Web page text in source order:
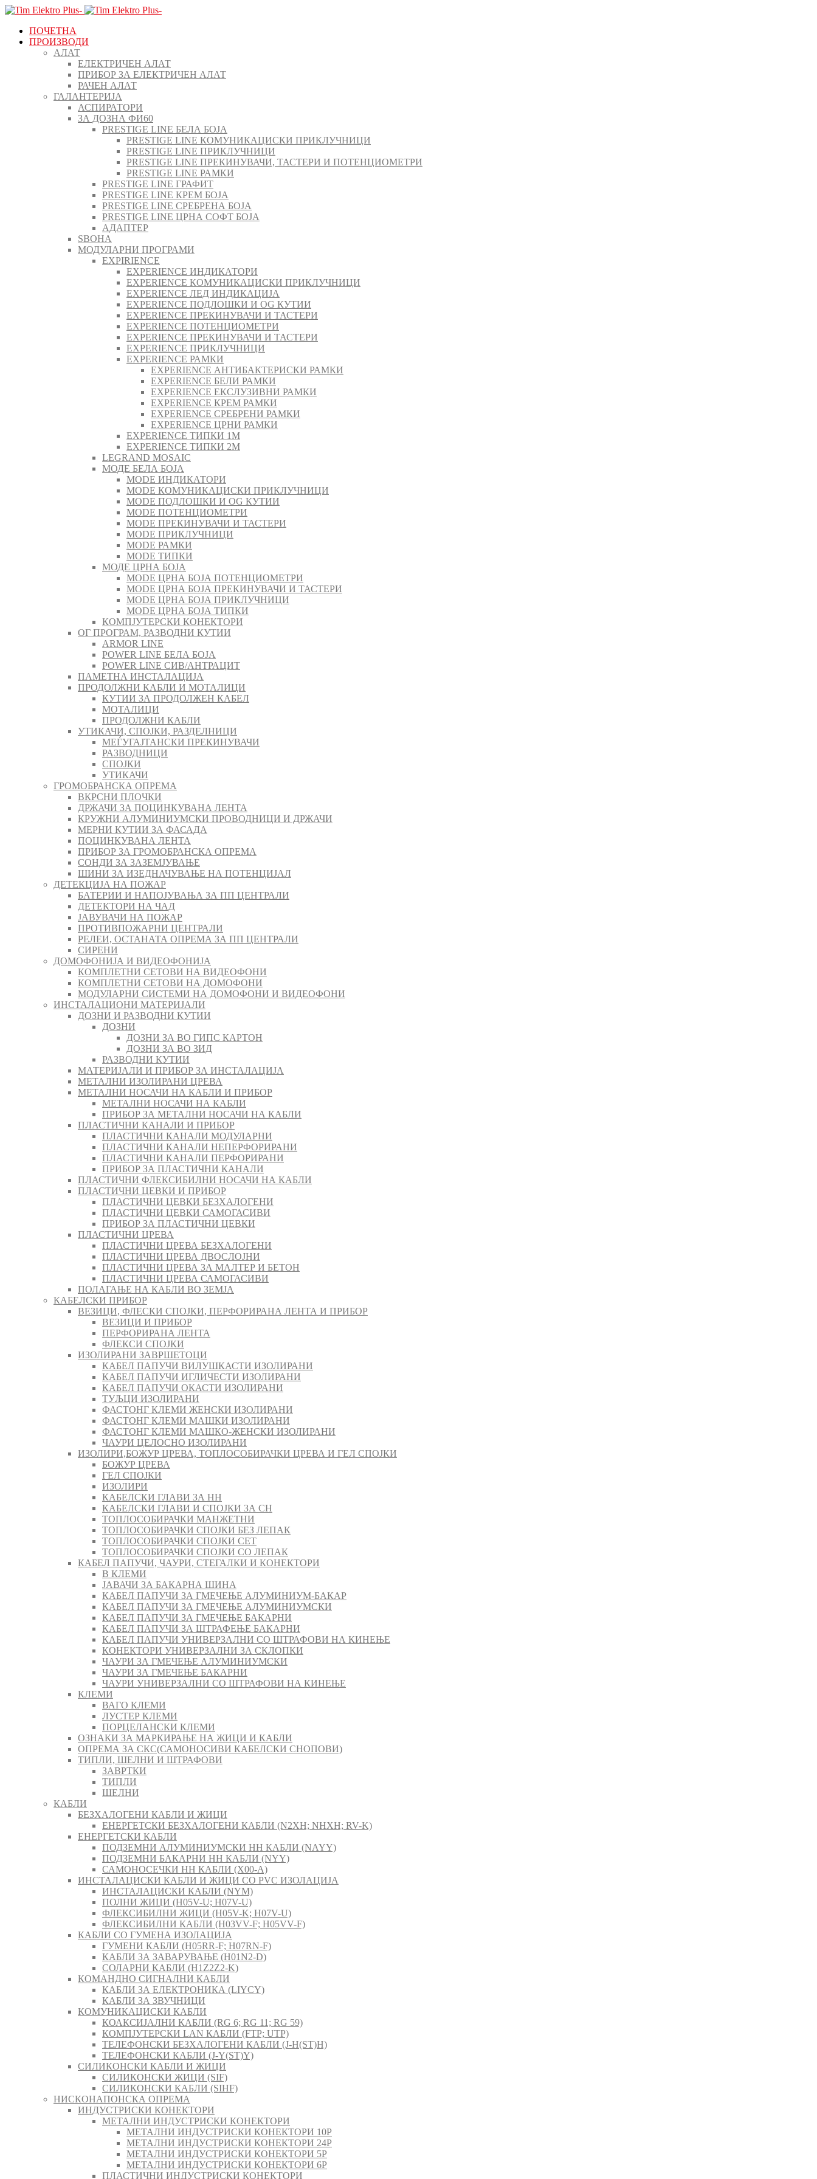
ПОЧЕТНА
ПРОИЗВОДИ
АЛАТ
ЕЛЕКТРИЧЕН АЛАТ
ПРИБОР ЗА ЕЛЕКТРИЧЕН АЛАТ
РАЧЕН АЛАТ
ГАЛАНТЕРИЈА
АСПИРАТОРИ
ЗА ДОЗНА ФИ60
PRESTIGE LINE БЕЛА БОЈА
PRESTIGE LINE КОМУНИКАЦИСКИ ПРИКЛУЧНИЦИ
PRESTIGE LINE ПРИКЛУЧНИЦИ
PRESTIGE LINE ПРЕКИНУВАЧИ, ТАСТЕРИ И ПОТЕНЦИОМЕТРИ
PRESTIGE LINE РАМКИ
PRESTIGE LINE ГРАФИТ
PRESTIGE LINE КРЕМ БОЈА
PRESTIGE LINE СРЕБРЕНА БОЈА
PRESTIGE LINE ЦРНА СОФТ БОЈА
АДАПТЕР
ЅВОНА
МОДУЛАРНИ ПРОГРАМИ
EXPIRIENCE
EXPERIENCE ИНДИКАТОРИ
EXPERIENCE КОМУНИКАЦИСКИ ПРИКЛУЧНИЦИ
EXPERIENCE ЛЕД ИНДИКАЦИЈА
EXPERIENCE ПОДЛОШКИ И OG КУТИИ
EXPERIENCE ПРЕКИНУВАЧИ И ТАСТЕРИ
EXPERIENCE ПОТЕНЦИОМЕТРИ
EXPERIENCE ПРЕКИНУВАЧИ И ТАСТЕРИ
EXPERIENCE ПРИКЛУЧНИЦИ
EXPERIENCE РАМКИ
EXPERIENCE АНТИБАКТЕРИСКИ РАМКИ
EXPERIENCE БЕЛИ РАМКИ
EXPERIENCE ЕКСЛУЗИВНИ РАМКИ
EXPERIENCE КРЕМ РАМКИ
EXPERIENCE СРЕБРЕНИ РАМКИ
EXPERIENCE ЦРНИ РАМКИ
EXPERIENCE ТИПКИ 1M
EXPERIENCE ТИПКИ 2М
LEGRAND MOSAIC
МОДЕ БЕЛА БОЈА
MODE ИНДИКАТОРИ
MODE КОМУНИКАЦИСКИ ПРИКЛУЧНИЦИ
MODE ПОДЛОШКИ И OG КУТИИ
MODE ПОТЕНЦИОМЕТРИ
MODE ПРEКИНУВАЧИ И ТАСТЕРИ
MODE ПРИКЛУЧНИЦИ
MODE РАМКИ
MODE ТИПКИ
МОДЕ ЦРНА БОЈА
MODE ЦРНА БОЈА ПОТЕНЦИОМЕТРИ
MODE ЦРНА БОЈА ПРЕКИНУВАЧИ И ТАСТЕРИ
MODE ЦРНА БОЈА ПРИКЛУЧНИЦИ
MODE ЦРНА БОЈА ТИПКИ
КОМПЈУТЕРСКИ КОНЕКТОРИ
ОГ ПРОГРАМ, РАЗВОДНИ КУТИИ
ARMOR LINE
POWER LINE БЕЛА БОЈА
POWER LINE СИВ/АНТРАЦИТ
ПАМЕТНА ИНСТАЛАЦИЈА
ПРОДОЛЖНИ КАБЛИ И МОТАЛИЦИ
КУТИИ ЗА ПРОДОЛЖЕН КАБЕЛ
МОТАЛИЦИ
ПРОДОЛЖНИ КАБЛИ
УТИКАЧИ, СПОЈКИ, РАЗДЕЛНИЦИ
МЕЃУГАЈТАНСКИ ПРЕКИНУВАЧИ
РАЗВОДНИЦИ
СПОЈКИ
УТИКАЧИ
ГРОМОБРАНСКА ОПРЕМА
ВКРСНИ ПЛОЧКИ
ДРЖАЧИ ЗА ПОЦИНКУВАНА ЛЕНТА
КРУЖНИ АЛУМИНИУМСКИ ПРОВОДНИЦИ И ДРЖАЧИ
МЕРНИ КУТИИ ЗА ФАСАДА
ПОЦИНКУВАНА ЛЕНТА
ПРИБОР ЗА ГРОМОБРАНСКА ОПРЕМА
СОНДИ ЗА ЗАЗЕМЈУВАЊЕ
ШИНИ ЗА ИЗЕДНАЧУВАЊЕ НА ПОТЕНЦИЈАЛ
ДЕТЕКЦИЈА НА ПОЖАР
БАТЕРИИ И НАПОЈУВАЊА ЗА ПП ЦЕНТРАЛИ
ДЕТЕКТОРИ НА ЧАД
ЈАВУВАЧИ НА ПОЖАР
ПРОТИВПОЖАРНИ ЦЕНТРАЛИ
РЕЛЕИ, ОСТАНАТА ОПРЕМА ЗА ПП ЦЕНТРАЛИ
СИРЕНИ
ДОМОФОНИЈА И ВИДЕОФОНИЈА
КОМПЛЕТНИ СЕТОВИ НА ВИДЕОФОНИ
КОМПЛЕТНИ СЕТОВИ НА ДОМОФОНИ
МОДУЛАРНИ СИСТЕМИ НА ДОМОФОНИ И ВИДЕОФОНИ
ИНСТАЛАЦИОНИ МАТЕРИЈАЛИ
ДОЗНИ И РАЗВОДНИ КУТИИ
ДОЗНИ
ДОЗНИ ЗА ВО ГИПС КАРТОН
ДОЗНИ ЗА ВО ЗИД
РАЗВОДНИ КУТИИ
МАТЕРИЈАЛИ И ПРИБОР ЗА ИНСТАЛАЦИЈА
МЕТАЛНИ ИЗОЛИРАНИ ЦРЕВА
МЕТАЛНИ НОСАЧИ НА КАБЛИ И ПРИБОР
МЕТАЛНИ НОСАЧИ НА КАБЛИ
ПРИБОР ЗА МЕТАЛНИ НОСАЧИ НА КАБЛИ
ПЛАСТИЧНИ КАНАЛИ И ПРИБОР
ПЛАСТИЧНИ КАНАЛИ МОДУЛАРНИ
ПЛАСТИЧНИ КАНАЛИ НЕПЕРФОРИРАНИ
ПЛАСТИЧНИ КАНАЛИ ПЕРФОРИРАНИ
ПРИБОР ЗА ПЛАСТИЧНИ КАНАЛИ
ПЛАСТИЧНИ ФЛЕКСИБИЛНИ НОСАЧИ НА КАБЛИ
ПЛАСТИЧНИ ЦЕВКИ И ПРИБОР
ПЛАСТИЧНИ ЦЕВКИ БЕЗХАЛОГЕНИ
ПЛАСТИЧНИ ЦЕВКИ САМОГАСИВИ
ПРИБОР ЗА ПЛАСТИЧНИ ЦЕВКИ
ПЛАСТИЧНИ ЦРЕВА
ПЛАСТИЧНИ ЦРЕВА БЕЗХАЛОГЕНИ
ПЛАСТИЧНИ ЦРЕВА ДВОСЛОЈНИ
ПЛАСТИЧНИ ЦРЕВА ЗА МАЛТЕР И БЕТОН
ПЛАСТИЧНИ ЦРЕВА САМОГАСИВИ
ПОЛАГАЊЕ НА КАБЛИ ВО ЗЕМЈА
КАБЕЛСКИ ПРИБОР
ВЕЗИЦИ, ФЛЕСКИ СПОЈКИ, ПЕРФОРИРАНА ЛЕНТА И ПРИБОР
ВЕЗИЦИ И ПРИБОР
ПЕРФОРИРАНА ЛЕНТА
ФЛЕКСИ СПОЈКИ
ИЗОЛИРАНИ ЗАВРШЕТОЦИ
КАБЕЛ ПАПУЧИ ВИЛУШКАСТИ ИЗОЛИРАНИ
КАБЕЛ ПАПУЧИ ИГЛИЧЕСТИ ИЗОЛИРАНИ
КАБЕЛ ПАПУЧИ ОКАСТИ ИЗОЛИРАНИ
ТУЉЦИ ИЗОЛИРАНИ
ФАСТОНГ КЛЕМИ ЖЕНСКИ ИЗОЛИРАНИ
ФАСТОНГ КЛЕМИ МАШКИ ИЗОЛИРАНИ
ФАСТОНГ КЛЕМИ МАШКO-ЖЕНСКИ ИЗОЛИРАНИ
ЧАУРИ ЦЕЛОСНО ИЗОЛИРАНИ
ИЗОЛИРИ,БОЖУР ЦРЕВА, ТОПЛОСОБИРАЧКИ ЦРЕВА И ГЕЛ СПОЈКИ
БОЖУР ЦРЕВА
ГЕЛ СПОЈКИ
ИЗОЛИРИ
КАБЕЛСКИ ГЛАВИ ЗА НН
КАБЕЛСКИ ГЛАВИ И СПОЈКИ ЗА СН
ТОПЛОСОБИРАЧКИ МАНЖЕТНИ
ТОПЛОСОБИРАЧКИ СПОЈКИ БЕЗ ЛЕПАК
ТОПЛОСОБИРАЧКИ СПОЈКИ СЕТ
ТОПЛОСОБИРАЧКИ СПОЈКИ СО ЛЕПАК
КАБЕЛ ПАПУЧИ, ЧАУРИ, СТЕГАЛКИ И КОНЕКТОРИ
В КЛЕМИ
ЈАВАЧИ ЗА БАКАРНА ШИНА
КАБЕЛ ПАПУЧИ ЗА ГМЕЧЕЊЕ АЛУМИНИУМ-БАКАР
КАБЕЛ ПАПУЧИ ЗА ГМЕЧЕЊЕ АЛУМИНИУМСКИ
КАБЕЛ ПАПУЧИ ЗА ГМЕЧЕЊЕ БАКАРНИ
КАБЕЛ ПАПУЧИ ЗА ШТРАФЕЊЕ БАКАРНИ
КАБЕЛ ПАПУЧИ УНИВЕРЗАЛНИ СО ШТРАФОВИ НА КИНЕЊЕ
КОНЕКТОРИ УНИВЕРЗАЛНИ ЗА СКЛОПКИ
ЧАУРИ ЗА ГМЕЧЕЊЕ АЛУМИНИУМСКИ
ЧАУРИ ЗА ГМЕЧЕЊЕ БАКАРНИ
ЧАУРИ УНИВЕРЗАЛНИ СО ШТРАФОВИ НА КИНЕЊЕ
КЛЕМИ
ВАГО КЛЕМИ
ЛУСТЕР КЛЕМИ
ПОРЦЕЛАНСКИ КЛЕМИ
ОЗНАКИ ЗА МАРКИРАЊЕ НА ЖИЦИ И КАБЛИ
ОПРЕМА ЗА СКС(САМОНОСИВИ КАБЕЛСКИ СНОПОВИ)
ТИПЛИ, ШЕЛНИ И ШТРАФОВИ
ЗАВРТКИ
ТИПЛИ
ШЕЛНИ
КАБЛИ
БЕЗХАЛОГЕНИ КАБЛИ И ЖИЦИ
ЕНЕРГЕТСКИ БЕЗХАЛОГЕНИ КАБЛИ (N2XH; NHXH; RV-K)
ЕНЕРГЕТСКИ КАБЛИ
ПОДЗЕМНИ АЛУМИНИУМСКИ НН КАБЛИ (NAYY)
ПОДЗЕМНИ БАКАРНИ НН КАБЛИ (NYY)
САМОНОСЕЧКИ НН КАБЛИ (X00-A)
ИНСТАЛАЦИСКИ КАБЛИ И ЖИЦИ СО PVC ИЗОЛАЦИЈА
ИНСТАЛАЦИСКИ КАБЛИ (NYM)
ПОЛНИ ЖИЦИ (H05V-U; H07V-U)
ФЛЕКСИБИЛНИ ЖИЦИ (H05V-K; H07V-U)
ФЛЕКСИБИЛНИ КАБЛИ (H03VV-F; H05VV-F)
КАБЛИ СО ГУМЕНА ИЗОЛАЦИЈА
ГУМЕНИ КАБЛИ (H05RR-F; H07RN-F)
КАБЛИ ЗА ЗАВАРУВАЊЕ (H01N2-D)
СОЛАРНИ КАБЛИ (H1Z2Z2-K)
КОМАНДНО СИГНАЛНИ КАБЛИ
КАБЛИ ЗА ЕЛЕКТРОНИКА (LIYCY)
КАБЛИ ЗА ЗВУЧНИЦИ
КОМУНИКАЦИСКИ КАБЛИ
КОАКСИЈАЛНИ КАБЛИ (RG 6; RG 11; RG 59)
КОМПЈУТЕРСКИ LAN КАБЛИ (FTP; UTP)
ТЕЛЕФОНСКИ БЕЗХАЛОГЕНИ КАБЛИ (J-H(ST)H)
ТЕЛЕФОНСКИ КАБЛИ (J-Y(ST)Y)
СИЛИКОНСКИ КАБЛИ И ЖИЦИ
СИЛИКОНСКИ ЖИЦИ (SIF)
СИЛИКОНСКИ КАБЛИ (SIHF)
НИСКОНАПОНСКА ОПРЕМА
ИНДУСТРИСКИ КОНЕКТОРИ
МЕТАЛНИ ИНДУСТРИСКИ КОНЕКТОРИ
МЕТАЛНИ ИНДУСТРИСКИ КОНЕКТОРИ 10P
МЕТАЛНИ ИНДУСТРИСКИ КОНЕКТОРИ 24P
МЕТАЛНИ ИНДУСТРИСКИ КОНЕКТОРИ 5P
МЕТАЛНИ ИНДУСТРИСКИ КОНЕКТОРИ 6P
ПЛАСТИЧНИ ИНДУСТРИСКИ КОНЕКТОРИ